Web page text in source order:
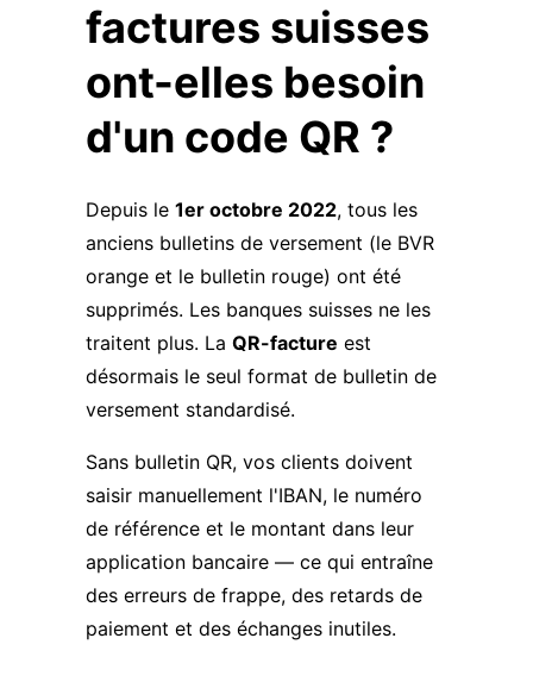
factures suisses
ont-elles besoin
d'un code QR ?
Depuis le 1er octobre 2022, tous les
anciens bulletins de versement (le BVR
orange et le bulletin rouge) ont été
supprimés. Les banques suisses ne les
traitent plus. La QR-facture est
désormais le seul format de bulletin de
versement standardisé.
Sans bulletin QR, vos clients doivent
saisir manuellement l'IBAN, le numéro
de référence et le montant dans leur
application bancaire — ce qui entraîne
des erreurs de frappe, des retards de
paiement et des échanges inutiles.